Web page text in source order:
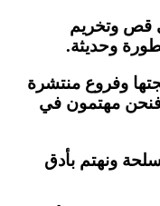
قص وتخريم
وحديثة.
وفروع منتشرة
فنحن مهتمون في
ونهتم بأدق